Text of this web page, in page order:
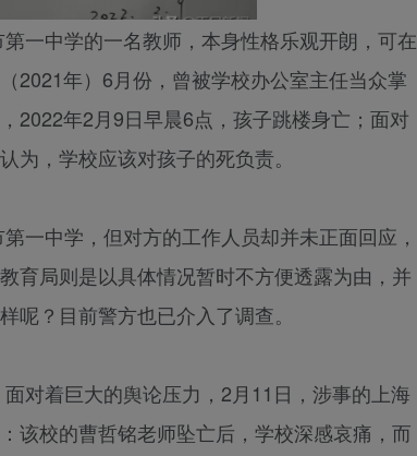
中学的一名教师，本身性格乐观开朗，可在
2021年）6月份，曾被学校办公室主任当众掌
2022年2月9日早晨6点，孩子跳楼身亡；面对
，学校应该对孩子的死负责。
中学，但对方的工作人员却并未正面回应，
育局则是以具体情况暂时不方便透露为由，并
？目前警方也已介入了调查。
着巨大的舆论压力，2月11日，涉事的上海
该校的曹哲铭老师坠亡后，学校深感哀痛，而